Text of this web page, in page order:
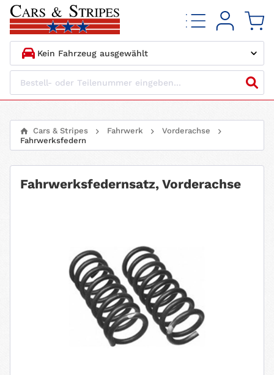
1. HERSTELLER
3. BAUJAHR
4. MOTORTYP
Cars & Stripes Fahrwerk
Vorderachse
Fahrwerksfedern
Fahrwerksfedernsatz, Vorderachse